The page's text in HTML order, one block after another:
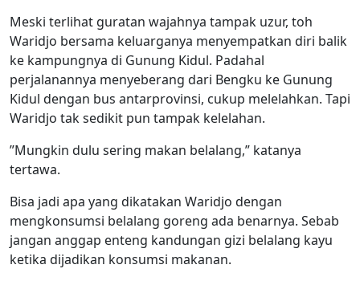
Meski terlihat guratan wajahnya tampak uzur, toh
Waridjo bersama keluarganya menyempatkan diri balik
ke kampungnya di Gunung Kidul. Padahal
perjalanannya menyeberang dari Bengku ke Gunung
Kidul dengan bus antarprovinsi, cukup melelahkan. Tapi
Waridjo tak sedikit pun tampak kelelahan.
”Mungkin dulu sering makan belalang,” katanya
tertawa.
Bisa jadi apa yang dikatakan Waridjo dengan
mengkonsumsi belalang goreng ada benarnya. Sebab
jangan anggap enteng kandungan gizi belalang kayu
ketika dijadikan konsumsi makanan.